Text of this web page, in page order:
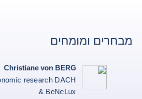
מבחרים ומומחים
Christiane von BERG
research DACH
& BeNeLux